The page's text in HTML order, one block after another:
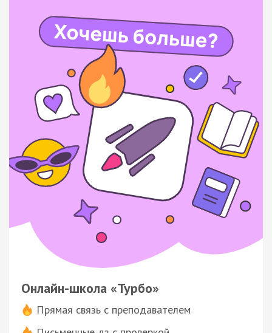
Онлайн-школа «Турбо»
Прямая связь с преподавателем